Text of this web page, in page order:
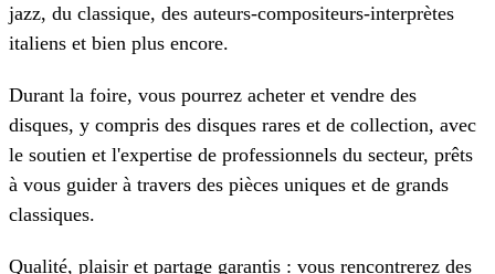
jazz, du classique, des auteurs-compositeurs-interprètes
italiens et bien plus encore.
Durant la foire, vous pourrez acheter et vendre des
disques, y compris des disques rares et de collection, avec
le soutien et l'expertise de professionnels du secteur, prêts
à vous guider à travers des pièces uniques et de grands
classiques.
Qualité, plaisir et partage garantis : vous rencontrerez des